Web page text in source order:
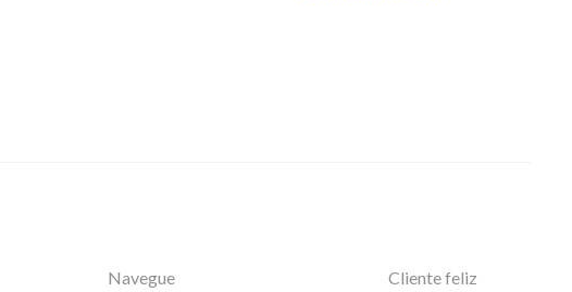
Navegue Cliente feliz